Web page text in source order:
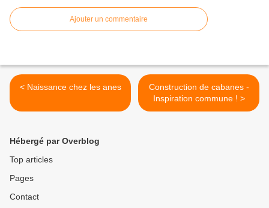
Ajouter un commentaire
< Naissance chez les anes
Construction de cabanes -
Inspiration commune ! >
Hébergé par Overblog
Top articles
Pages
Contact